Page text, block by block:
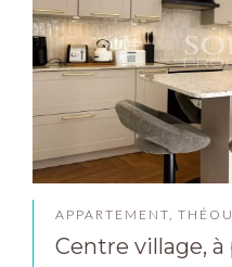
APPARTEMENT,
Centre village,